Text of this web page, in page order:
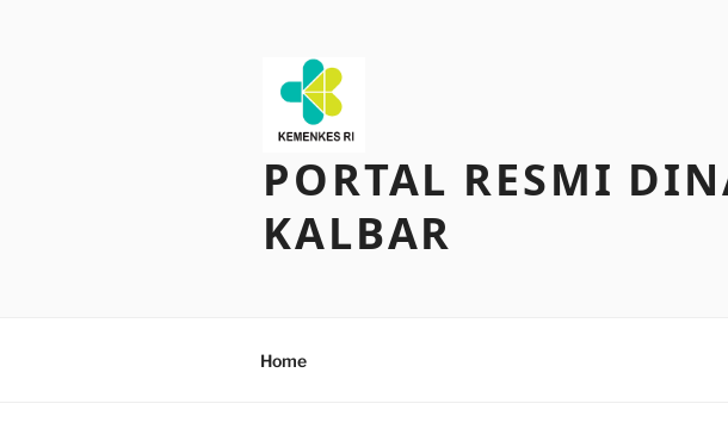
PORTAL RESMI
KALBAR
Home